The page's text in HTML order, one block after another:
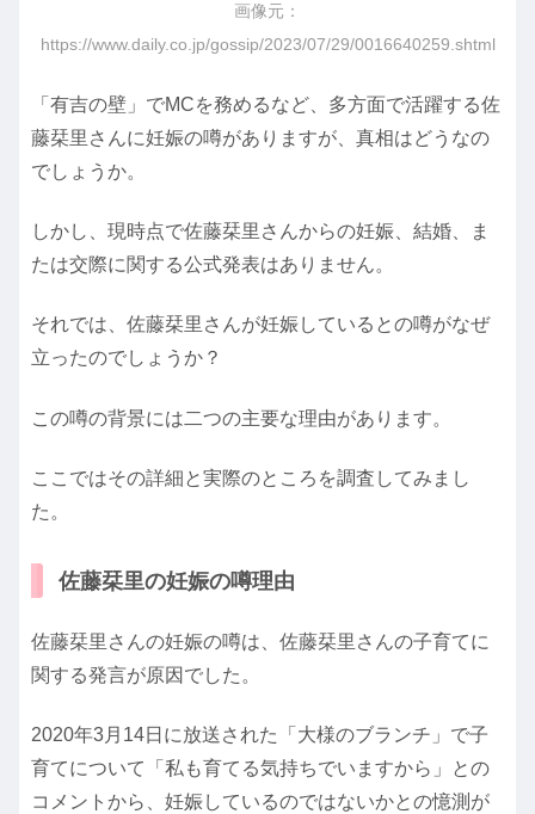
画像元：
https://www.daily.co.jp/gossip/2023/07/29/0016640259.shtml
「有吉の壁」でMCを務めるなど、多方面で活躍する佐
藤栞里さんに妊娠の噂がありますが、真相はどうなの
でしょうか。
しかし、現時点で佐藤栞里さんからの妊娠、結婚、ま
たは交際に関する公式発表はありません。
それでは、佐藤栞里さんが妊娠しているとの噂がなぜ
立ったのでしょうか？
この噂の背景には二つの主要な理由があります。
ここではその詳細と実際のところを調査してみまし
た。
佐藤栞里の妊娠の噂理由
佐藤栞里さんの妊娠の噂は、佐藤栞里さんの子育てに
関する発言が原因でした。
2020年3月14日に放送された「大様のブランチ」で子
育てについて「私も育てる気持ちでいますから」との
コメントから、妊娠しているのではないかとの憶測が